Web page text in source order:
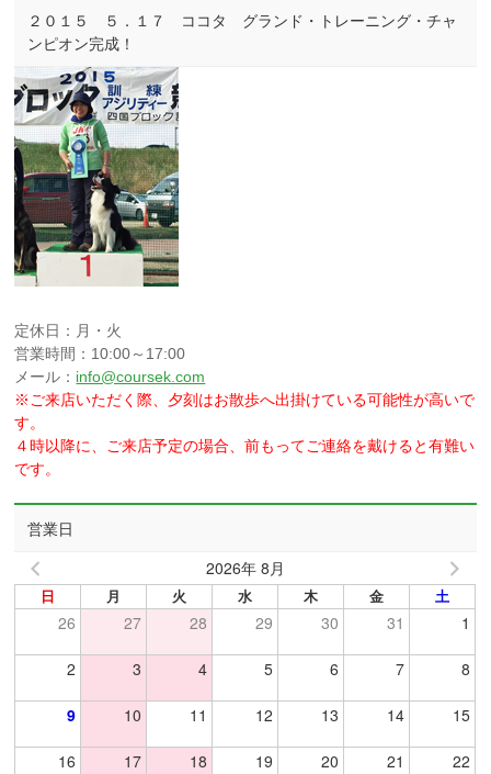
２０１５ ５．１７ ココタ グランド・トレーニング・チャ
ンピオン完成！
定休日：月・火
営業時間：10:00～17:00
メール： info@coursek.com
※ご来店いただく際、夕刻はお散歩へ出掛けている可能性が高いで
す。
４時以降に、ご来店予定の場合、前もってご連絡を戴けると有難い
です。
営業日
2026年 8月
日 月 火 水 木 金 土
26 27 28 29 30 31 1
2 3 4 5 6 7 8
9 10 11 12 13 14 15
16 17 18 19 20 21 22